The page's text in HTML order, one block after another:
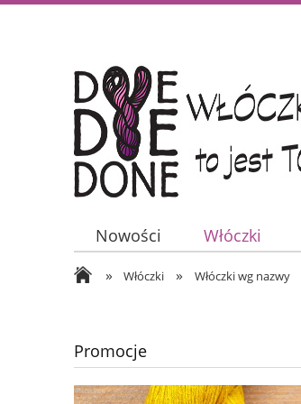
Nowości Włóczki
» Włóczki » Włóczki wg nazwy
Promocje